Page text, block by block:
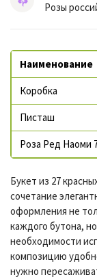
Розы
Наименование
Коробка
Писташ
Роза Ред Наоми
Букет из 27
сочетание
оформления не
каждого бутона,
необходимости
композицию
нужно